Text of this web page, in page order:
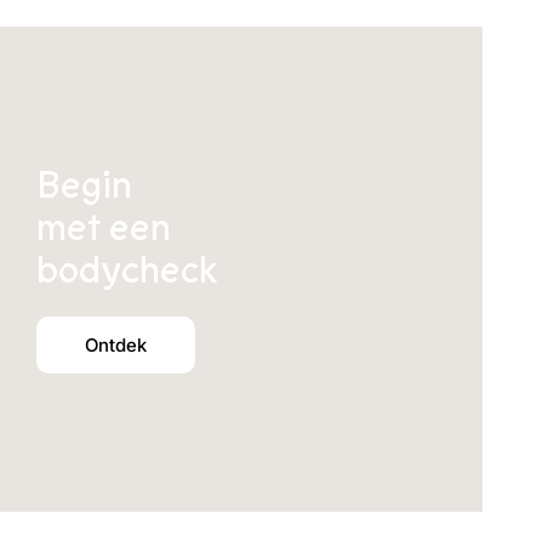
Begin
met een
bodycheck
Ontdek